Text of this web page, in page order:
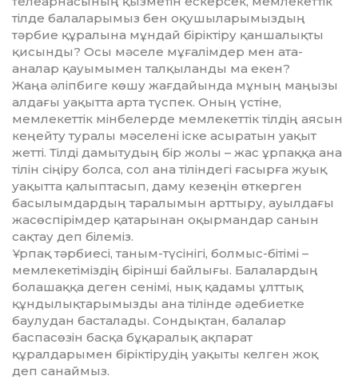
тілде балаларымыз бен оқушыларымыздың
тәрбие құралына мұндай біріктіру қаншалықты
қисынды? Осы мәселе мұғалімдер мен ата-
аналар қауымымен талқыланды ма екен?
Жаңа әліпбиге көшу жағдайында мұның маңызы
алдағы уақытта арта түспек. Оның үстіне,
мемлекеттік мінбелерде мемлекеттік тілдің аясын
кеңейту туралы мәселені іске асыратын уақыт
жетті. Тілді дамытудың бір жолы – жас ұрпаққа ана
тілін сіңіру болса, сол ана тіліндегі ғасырға жуық
уақытта қалыптасып, даму кезеңін өткерген
басылымдардың таралымын арттыру, ауылдағы
жасөспірімдер қатарынан оқырмандар санын
сақтау деп білеміз.
Ұрпақ тәрбиесі, таным-түсінігі, болмыс-бітімі –
мемлекетіміздің бірінші байлығы. Балалардың
болашаққа деген сенімі, нық қадамы ұлттық
құндылықтарымызды ана тілінде әдебиетке
баулудан басталады. Сондықтан, балалар
баспасөзін басқа бұқаралық ақпарат
құралдарымен біріктірудің уақыты келген жоқ
деп санаймыз.